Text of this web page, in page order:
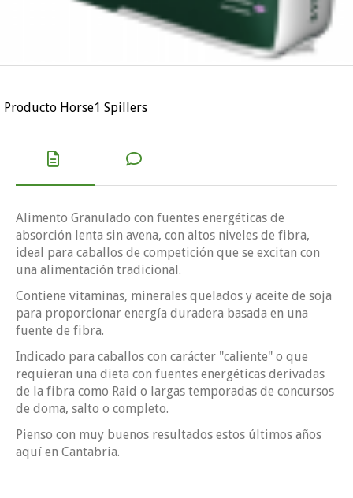
Producto Horse1 Spillers
Alimento Granulado con fuentes energéticas de
absorción lenta sin avena, con altos niveles de fibra,
ideal para caballos de competición que se excitan con
una alimentación tradicional.
Contiene vitaminas, minerales quelados y aceite de soja
para proporcionar energía duradera basada en una
fuente de fibra.
Indicado para caballos con carácter "caliente" o que
requieran una dieta con fuentes energéticas derivadas
de la fibra como Raid o largas temporadas de concursos
de doma, salto o completo.
Pienso con muy buenos resultados estos últimos años
aquí en Cantabria.